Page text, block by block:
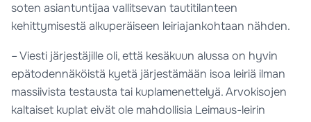
soten asiantuntijaa vallitsevan tautitilanteen
kehittymisestä alkuperäiseen leiriajankohtaan nähden.
– Viesti järjestäjille oli, että kesäkuun alussa on hyvin
epätodennäköistä kyetä järjestämään isoa leiriä ilman
massiivista testausta tai kuplamenettelyä. Arvokisojen
kaltaiset kuplat eivät ole mahdollisia Leimaus-leirin